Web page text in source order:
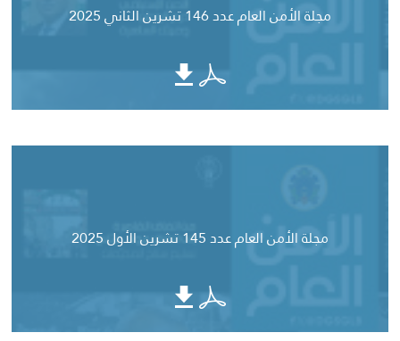
مجلة الأمن العام عدد 146 تشرين الثاني 2025
مجلة الأمن العام عدد 145 تشرين الأول 2025